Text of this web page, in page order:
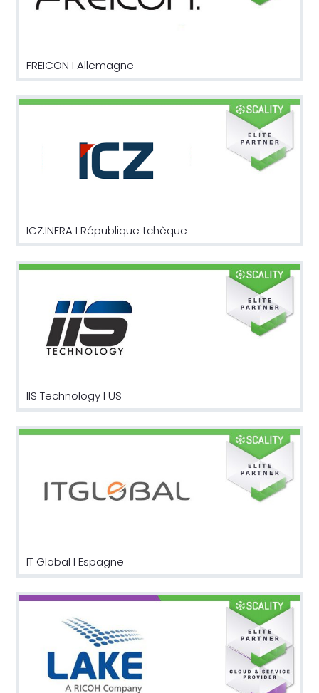
FREICON I Allemagne
ICZ.INFRA I République tchèque
IIS Technology I US
IT Global I Espagne